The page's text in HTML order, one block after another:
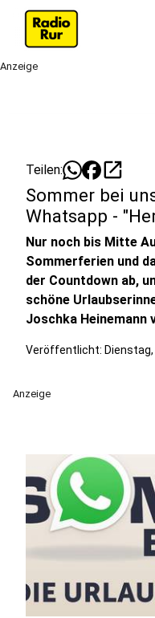
Anzeige
Teilen: open_in_new
Sommer bei
Whatsapp -
Nur noch bis Mitte
Sommerferien und
der Countdown ab,
schöne
Joschka Heinemann
Veröffentlicht:
Anzeige